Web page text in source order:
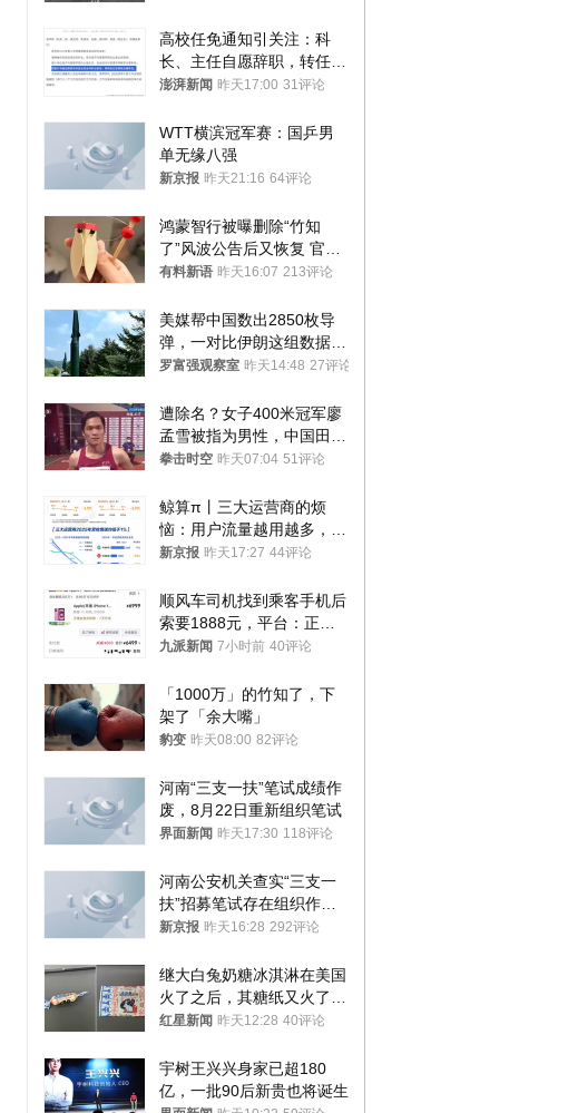
高校任免通知引关注：科
长、主任自愿辞职，转任思
政辅导员
澎湃新闻 昨天17:00 31评论
WTT横滨冠军赛：国乒男
单无缘八强
新京报 昨天21:16 64评论
鸿蒙智行被曝删除“竹知
了”风波公告后又恢复 官媒
曾力挺：劝华为要大度的，
有料新语 昨天16:07 213评论
美媒帮中国数出2850枚导
弹，一对比伊朗这组数据，
发现出大事了
罗富强观察室 昨天14:48 27评论
遭除名？女子400米冠军廖
孟雪被指为男性，中国田协
默不作声
拳击时空 昨天07:04 51评论
鲸算π丨三大运营商的烦
恼：用户流量越用越多，收
入却越来越少
新京报 昨天17:27 44评论
顺风车司机找到乘客手机后
索要1888元，平台：正和
司机沟通协商
九派新闻 7小时前 40评论
「1000万」的竹知了，下
架了「余大嘴」
豹变 昨天08:00 82评论
河南“三支一扶”笔试成绩作
废，8月22日重新组织笔试
界面新闻 昨天17:30 118评论
河南公安机关查实“三支一
扶”招募笔试存在组织作弊
犯罪行为
新京报 昨天16:28 292评论
继大白兔奶糖冰淇淋在美国
火了之后，其糖纸又火了！
海外博主盛赞：平面设计经
红星新闻 昨天12:28 40评论
宇树王兴兴身家已超180
亿，一批90后新贵也将诞生